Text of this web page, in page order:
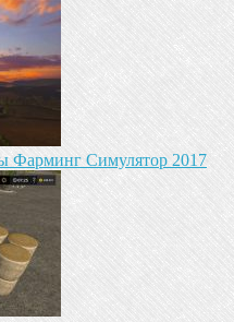
Фарминг Симулятор 2017